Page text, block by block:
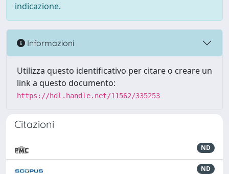
indicazione.
Informazioni
Utilizza questo identificativo per citare o creare un
link a questo documento:
https://hdl.handle.net/11562/335253
Citazioni
ND
ND